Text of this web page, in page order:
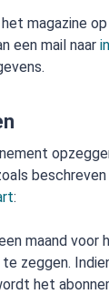
magazine
een mail naar
beschreven
:
maand voor
zeggen.
het